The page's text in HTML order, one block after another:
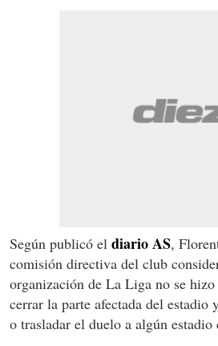
Según publicó el diario AS,
comisión directiva del club
organización de La Liga no se
cerrar la parte afectada del estadio
o trasladar el duelo a algún estadio